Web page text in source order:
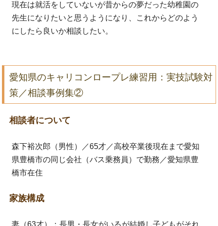
現在は就活をしていないが昔からの夢だった幼稚園の
先生になりたいと思うようになり、これからどのよう
にしたら良いか相談したい。
愛知県のキャリコンロープレ練習用：実技試験対
策／相談事例集②
相談者について
森下裕次郎（男性）／65才／高校卒業後現在まで愛知
県豊橋市の同じ会社（バス乗務員）で勤務／愛知県豊
橋市在住
家族構成